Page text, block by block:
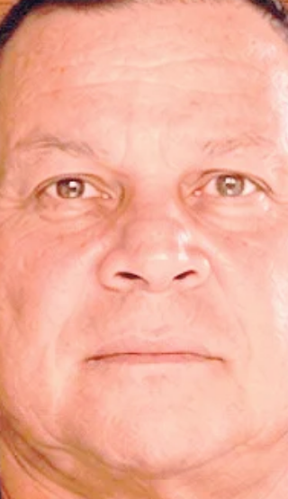
Sabana Grande aseguraron sus boletos a las finales de
secciones. En el